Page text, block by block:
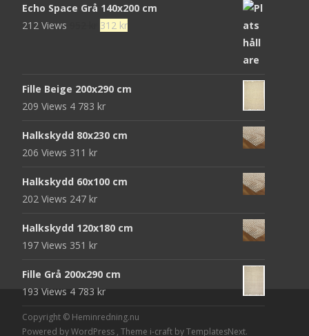
Echo Space Grå 140x200 cm
212 Views
Det
952 kr.
312 krDet
312 kr.
Fille Beige 200x290 cm
209 Views 4 783 kr
Halkskydd 80x230 cm
206 Views 311 kr
Halkskydd 60x100 cm
202 Views 247 kr
Halkskydd 120x180 cm
197 Views 351 kr
Fille Grå 200x290 cm
193 Views 4 783 kr
Copyright © Heminredning.nu
Powered by WordPress , Theme i-craft by TemplatesNext.